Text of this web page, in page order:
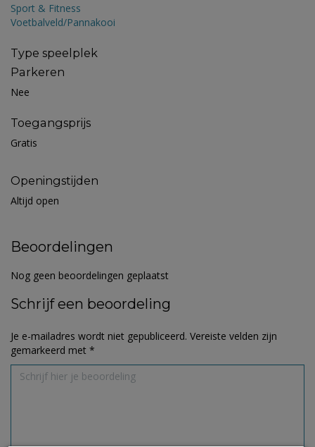
Sport & Fitness
Voetbalveld/Pannakooi
Type speelplek
Parkeren
Nee
Toegangsprijs
Gratis
Openingstijden
Altijd open
Beoordelingen
Nog geen beoordelingen geplaatst
Schrijf een beoordeling
Je e-mailadres wordt niet gepubliceerd. Vereiste velden zijn
gemarkeerd met *